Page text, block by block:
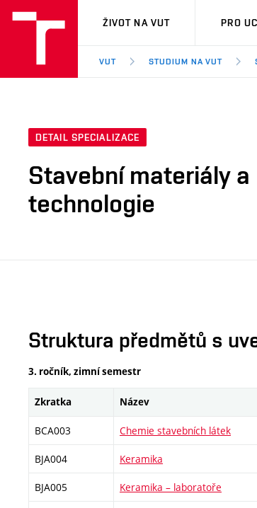
VUT
ŽIVOT NA VUT PRO
VUT STUDIUM NA VUT
DETAIL SPECIALIZACE
Stavební materiály a
technologie
Struktura předmětů s
3. ročník, zimní semestr
Zkratka Název
BCA003 Chemie stavebních látek
BJA004 Keramika
BJA005 Keramika – laboratoře